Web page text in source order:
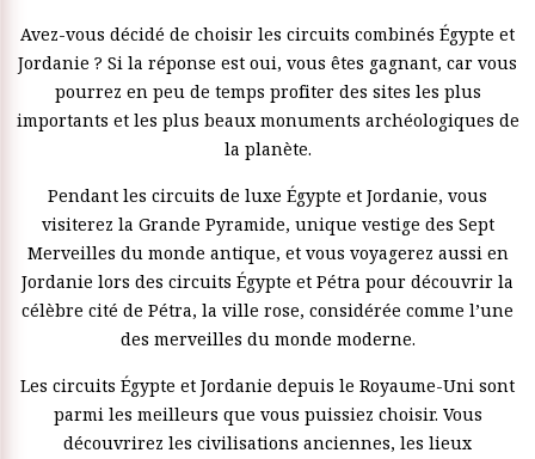
Une de nos offres phares est le tour Égypte et Jordanie avec
croisière sur le Nil, combinant histoire et luxe d’une
croisière sur le Nil. Ces forfaits tours Égypte et Jordanie
offrent une expérience ultime, rendant votre voyage
inoubliable.
Choisissez parmi nos forfaits voyages Égypte et Jordanie
selon votre style et vos préférences. Qu’il s’agisse d’un tour
de luxe ou d’un tour économique, nos circuits sont conçus
pour être enrichissants et amusants
Avez-vous décidé de choisir les circuits combinés Égypte et
Jordanie ? Si la réponse est oui, vous êtes gagnant, car vous
pourrez en peu de temps profiter des sites les plus
importants et les plus beaux monuments archéologiques de
la planète.
Pendant les circuits de luxe Égypte et Jordanie, vous
visiterez la Grande Pyramide, unique vestige des Sept
Merveilles du monde antique, et vous voyagerez aussi en
Jordanie lors des circuits Égypte et Pétra pour découvrir la
célèbre cité de Pétra, la ville rose, considérée comme l’une
des merveilles du monde moderne.
Les circuits Égypte et Jordanie depuis le Royaume-Uni sont
parmi les meilleurs que vous puissiez choisir. Vous
découvrirez les civilisations anciennes, les lieux